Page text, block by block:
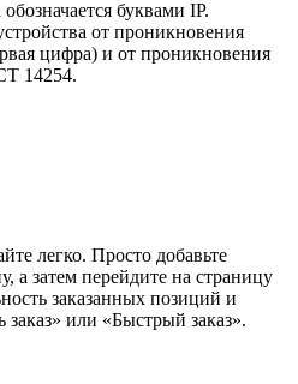
буквами IP.
от проникновения
цифра) и от проникновения
14254.
легко. Просто добавьте
а затем перейдите на страницу
заказанных позиций и
или «Быстрый заказ».